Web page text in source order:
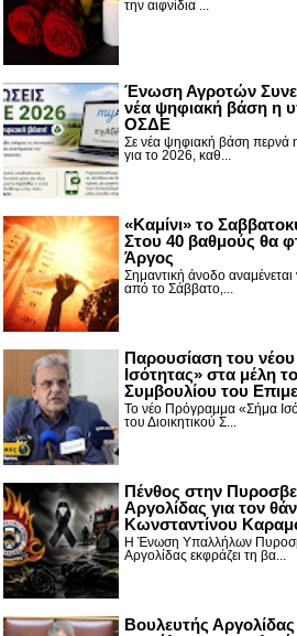
την αιφνίδια ...
Ένωση Αγροτών
νέα ψηφιακή βάση η
ΟΣΔΕ
Σε νέα ψηφιακή βάση
για το 2026, καθ...
«Καμίνι» το
Στου 40 βαθμούς θα
Άργος
Σημαντική άνοδο
από το Σάββατο,...
Παρουσίαση του
Ισότητας» στα μέλη
Συμβουλίου του
Το νέο Πρόγραμμα «Σήμα
του Διοικητικού Σ...
Πένθος στην
Αργολίδας για τον
Κωνσταντίνου
Η Ένωση Υπαλλήλων
Αργολίδας εκφράζει τη βα...
Βουλευτής